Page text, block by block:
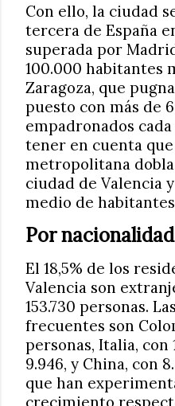
Con ello, la ciudad
tercera de España
superada por
100.000 habitantes
Zaragoza, que
puesto con más de
empadronados
tener en cuenta
metropolitana
ciudad de Valencia
medio de
Por
El 18,5% de los
Valencia son
153.730 personas.
frecuentes son
personas, Italia, con
9.946, y China, con
que han
crecimiento